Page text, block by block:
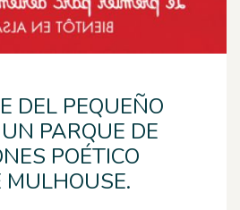
DEL PEQUEÑO
PARQUE DE
POÉTICO
MULHOUSE.